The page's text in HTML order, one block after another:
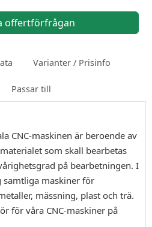
offertförfrågan
Varianter / Prisinfo
Passar till
CNC-maskinen är beroende av
som skall bearbetas
på bearbetningen. I
samtliga maskiner för
mässning, plast och trä.
för våra CNC-maskiner på